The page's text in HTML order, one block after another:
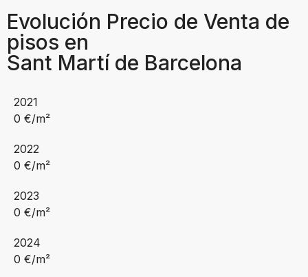
Evolución Precio de Venta de
pisos en
Sant Martí de Barcelona
2021
0 €/m²
2022
0 €/m²
2023
0 €/m²
2024
0 €/m²